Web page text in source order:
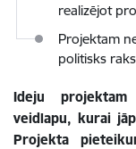
realizējot
Projektam
politisks
Ideju
veidlapu, kurai
Projekta